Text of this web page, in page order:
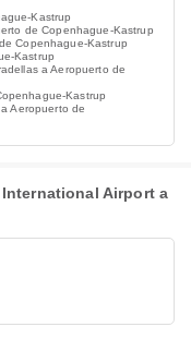
Kastrup
de Copenhague-Kastrup
Copenhague-Kastrup
Kastrup
a Aeropuerto de
Kastrup
Aeropuerto de
Airport a